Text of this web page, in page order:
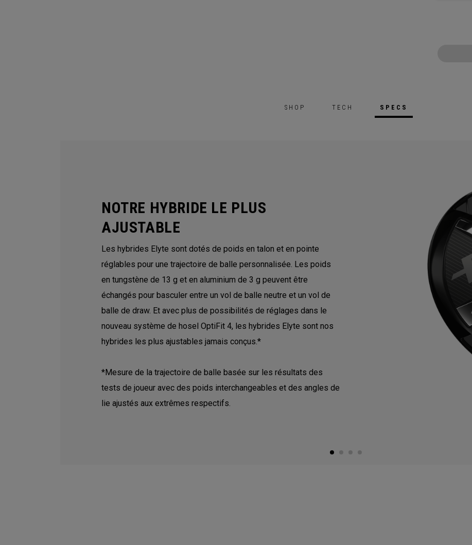
SHOP TECH SPECS
NOTRE HYBRIDE LE PLUS
AJUSTABLE
Les hybrides Elyte sont dotés de poids en talon et en pointe
réglables pour une trajectoire de balle personnalisée. Les poids
en tungstène de 13 g et en aluminium de 3 g peuvent être
échangés pour basculer entre un vol de balle neutre et un vol de
balle de draw. Et avec plus de possibilités de réglages dans le
nouveau système de hosel OptiFit 4, les hybrides Elyte sont nos
hybrides les plus ajustables jamais conçus.*
*Mesure de la trajectoire de balle basée sur les résultats des
tests de joueur avec des poids interchangeables et des angles de
lie ajustés aux extrêmes respectifs.